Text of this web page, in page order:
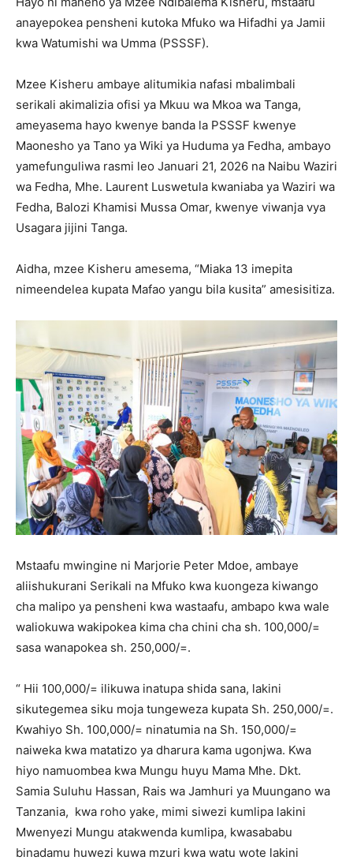
anayepokea pensheni kutoka Mfuko wa Hifadhi ya Jamii
kwa Watumishi wa Umma (PSSSF).
Mzee Kisheru ambaye alitumikia nafasi mbalimbali
serikali akimalizia ofisi ya Mkuu wa Mkoa wa Tanga,
ameyasema hayo kwenye banda la PSSSF kwenye
Maonesho ya Tano ya Wiki ya Huduma ya Fedha, ambayo
yamefunguliwa rasmi leo Januari 21, 2026 na Naibu Waziri
wa Fedha, Mhe. Laurent Luswetula kwaniaba ya Waziri wa
Fedha, Balozi Khamisi Mussa Omar, kwenye viwanja vya
Usagara jijini Tanga.
Aidha, mzee Kisheru amesema, “Miaka 13 imepita
nimeendelea kupata Mafao yangu bila kusita” amesisitiza.
Mstaafu mwingine ni Marjorie Peter Mdoe, ambaye
aliishukurani Serikali na Mfuko kwa kuongeza kiwango
cha malipo ya pensheni kwa wastaafu, ambapo kwa wale
waliokuwa wakipokea kima cha chini cha sh. 100,000/=
sasa wanapokea sh. 250,000/=.
“ Hii 100,000/= ilikuwa inatupa shida sana, lakini
sikutegemea siku moja tungeweza kupata Sh. 250,000/=.
Kwahiyo Sh. 100,000/= ninatumia na Sh. 150,000/=
naiweka kwa matatizo ya dharura kama ugonjwa. Kwa
hiyo namuombea kwa Mungu huyu Mama Mhe. Dkt.
Samia Suluhu Hassan, Rais wa Jamhuri ya Muungano wa
Tanzania, kwa roho yake, mimi siwezi kumlipa lakini
Mwenyezi Mungu atakwenda kumlipa, kwasababu
binadamu huwezi kuwa mzuri kwa watu wote lakini